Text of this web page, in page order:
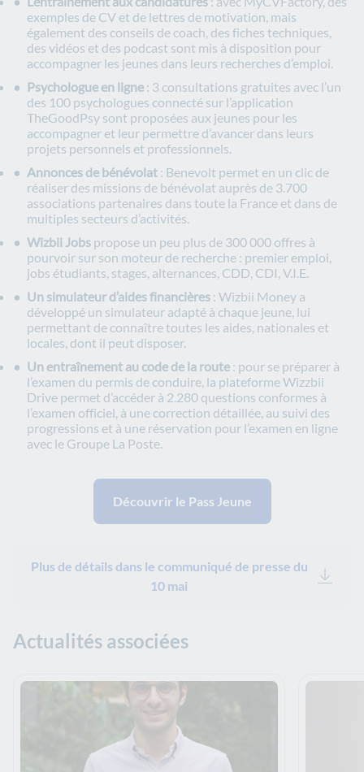
exemples de CV et de lettres de motivation, mais
également des conseils de coach, des fiches techniques,
des vidéos et des podcast sont mis à disposition pour
accompagner les jeunes dans leurs recherches d’emploi.
Psychologue en ligne : 3 consultations gratuites avec l’un
des 100 psychologues connecté sur l’application
TheGoodPsy sont proposées aux jeunes pour les
accompagner et leur permettre d’avancer dans leurs
projets personnels et professionnels.
Annonces de bénévolat : Benevolt permet en un clic de
réaliser des missions de bénévolat auprès de 3.700
associations partenaires dans toute la France et dans de
multiples secteurs d’activités.
Wizbii Jobs propose un peu plus de 300 000 offres à
pourvoir sur son moteur de recherche : premier emploi,
jobs étudiants, stages, alternances, CDD, CDI, V.I.E.
Un simulateur d’aides financières : Wizbii Money a
développé un simulateur adapté à chaque jeune, lui
permettant de connaître toutes les aides, nationales et
locales, dont il peut disposer.
Un entraînement au code de la route : pour se préparer à
l’examen du permis de conduire, la plateforme Wizzbii
Drive permet d’accéder à 2.280 questions conformes à
l’examen officiel, à une correction détaillée, au suivi des
progressions et à une réservation pour l’examen en ligne
avec le Groupe La Poste.
Découvrir le Pass Jeune
Plus de détails dans le communiqué de presse du
10 mai
Actualités associées